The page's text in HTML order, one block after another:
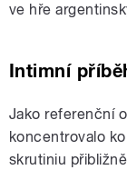
ve hře
Intimní
Jako referenční
koncentrovalo
skrutiniu